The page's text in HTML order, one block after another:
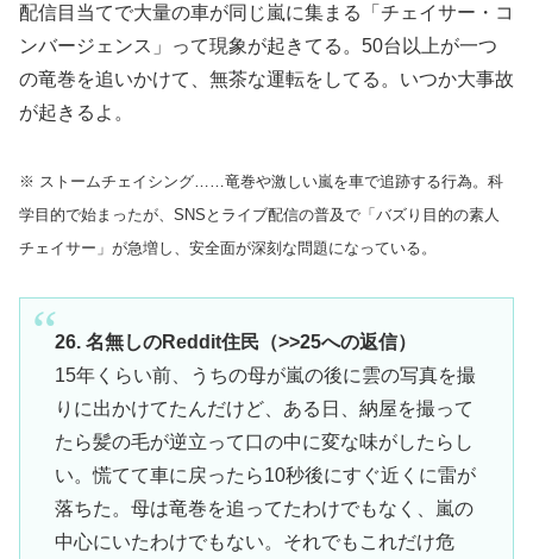
配信目当てで大量の車が同じ嵐に集まる「チェイサー・コ
ンバージェンス」って現象が起きてる。50台以上が一つ
の竜巻を追いかけて、無茶な運転をしてる。いつか大事故
が起きるよ。
※ ストームチェイシング……竜巻や激しい嵐を車で追跡する行為。科
学目的で始まったが、SNSとライブ配信の普及で「バズり目的の素人
チェイサー」が急増し、安全面が深刻な問題になっている。
26. 名無しのReddit住民（>>25への返信）
15年くらい前、うちの母が嵐の後に雲の写真を撮
りに出かけてたんだけど、ある日、納屋を撮って
たら髪の毛が逆立って口の中に変な味がしたらし
い。慌てて車に戻ったら10秒後にすぐ近くに雷が
落ちた。母は竜巻を追ってたわけでもなく、嵐の
中心にいたわけでもない。それでもこれだけ危